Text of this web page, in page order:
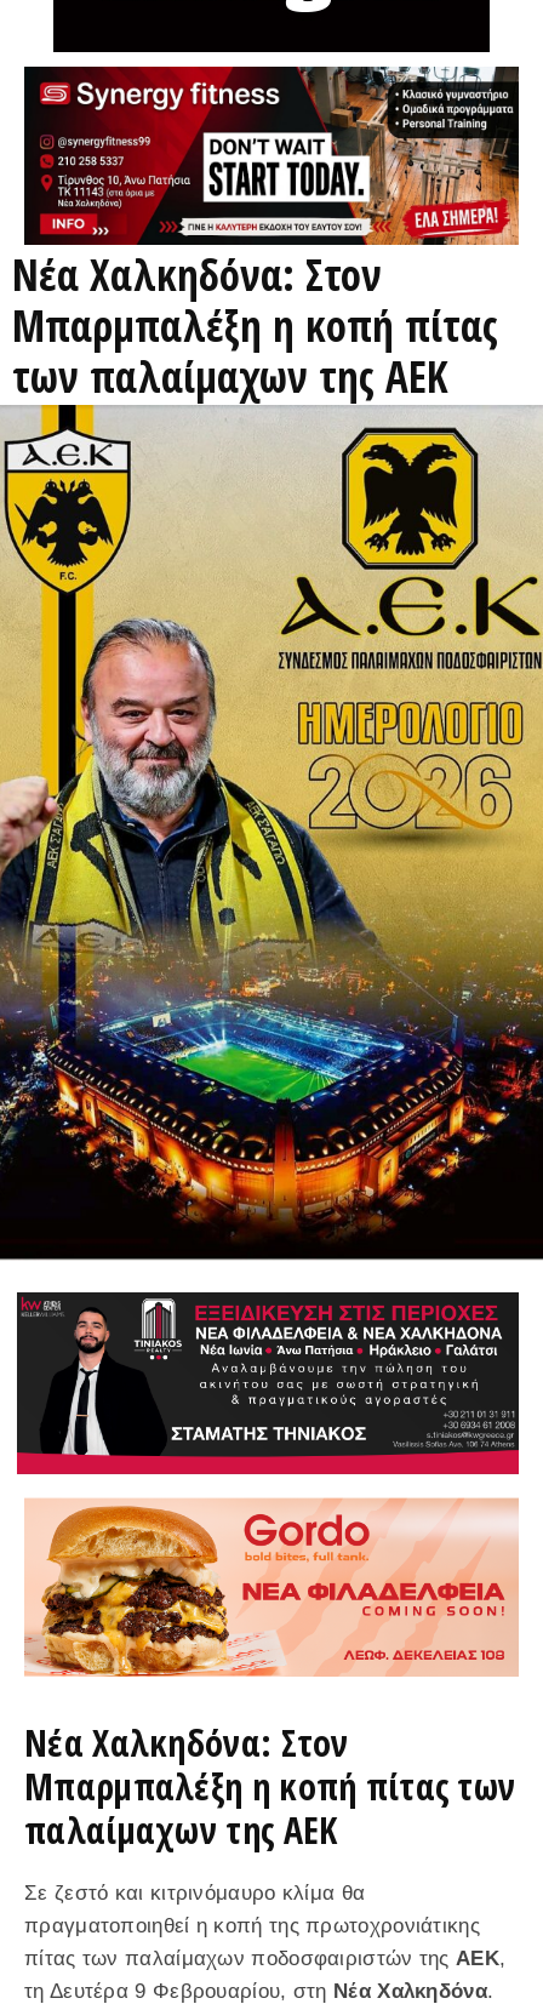
Νέα Χαλκηδόνα: Στον
Μπαρμπαλέξη η κοπή πίτας
των παλαίμαχων της ΑΕΚ
Νέα Χαλκηδόνα: Στον
Μπαρμπαλέξη η κοπή πίτας των
παλαίμαχων της ΑΕΚ
Σε ζεστό και κιτρινόμαυρο κλίμα θα
πραγματοποιηθεί η κοπή της πρωτοχρονιάτικης
πίτας των παλαίμαχων ποδοσφαιριστών της ΑΕΚ,
τη Δευτέρα 9 Φεβρουαρίου, στη Νέα Χαλκηδόνα.